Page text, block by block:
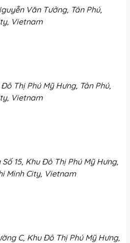
Văn Tưởng, Tân Phú,
Vietnam
Thị Phú Mỹ Hưng, Tân Phú,
Vietnam
15, Khu Đô Thị Phú Mỹ Hưng,
Minh City, Vietnam
C, Khu Đô Thị Phú Mỹ Hưng,